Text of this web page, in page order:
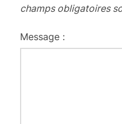
champs obligatoires
Message :